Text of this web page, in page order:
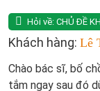
Hỏi về: CHỦ ĐỀ
Khách hàng: Lê
Chào bác sĩ, bố
tắm ngay sau đó